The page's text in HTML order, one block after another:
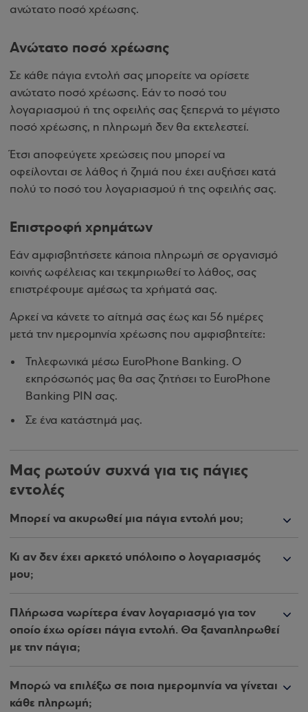
ανώτατο ποσό χρέωσης.
Ανώτατο ποσό χρέωσης
Σε κάθε πάγια εντολή σας μπορείτε να ορίσετε
ανώτατο ποσό χρέωσης. Εάν το ποσό του
λογαριασμού ή της οφειλής σας ξεπερνά το μέγιστο
ποσό χρέωσης, η πληρωμή δεν θα εκτελεστεί.
Έτσι αποφεύγετε χρεώσεις που μπορεί να
οφείλονται σε λάθος ή ζημιά που έχει αυξήσει κατά
πολύ το ποσό του λογαριασμού ή της οφειλής σας.
Επιστροφή χρημάτων
Εάν αμφισβητήσετε κάποια πληρωμή σε οργανισμό
κοινής ωφέλειας και τεκμηριωθεί το λάθος, σας
επιστρέφουμε αμέσως τα χρήματά σας.
Αρκεί να κάνετε το αίτημά σας έως και 56 ημέρες
μετά την ημερομηνία χρέωσης που αμφισβητείτε:
Τηλεφωνικά μέσω EuroPhone Banking. Ο
εκπρόσωπός μας θα σας ζητήσει το EuroPhone
Banking PIN σας.
Σε ένα κατάστημά μας.
Μας ρωτούν συχνά για τις πάγιες
εντολές
Μπορεί να ακυρωθεί μια πάγια εντολή μου;
Κι αν δεν έχει αρκετό υπόλοιπο ο λογαριασμός
μου;
Πλήρωσα νωρίτερα έναν λογαριασμό για τον
οποίο έχω ορίσει πάγια εντολή. Θα ξαναπληρωθεί
με την πάγια;
Μπορώ να επιλέξω σε ποια ημερομηνία να γίνεται
κάθε πληρωμή;